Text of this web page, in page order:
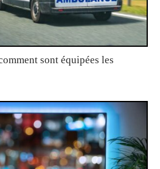
sont équipées les